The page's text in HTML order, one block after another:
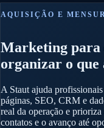
AQUISIÇÃO E
Marketing para
organizar o que
A Staut ajuda
páginas, SEO, CRM e
real da operação e
contatos e o avanço até